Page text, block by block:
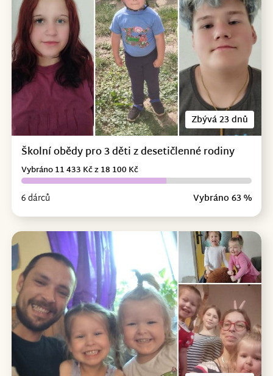
Zbývá 23 dnů
Školní obědy pro 3 děti z desetičlenné rodiny
6 dárců Vybráno 63 %
Vybráno 11 433 Kč z 18 100 Kč